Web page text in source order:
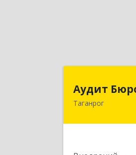
Аудит
Таганрог
347900,